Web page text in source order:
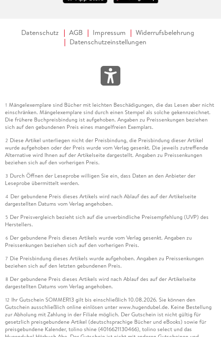
Datenschutz AGB Impressum
Widerrufsbelehrung
Datenschutzeinstellungen
1 Mängelexemplare sind Bücher mit leichten Beschädigungen, die das Lesen aber nicht
einschränken. Mängelexemplare sind durch einen Stempel als solche gekennzeichnet.
Die frühere Buchpreisbindung ist aufgehoben. Angaben zu Preissenkungen beziehen
sich auf den gebundenen Preis eines mangelfreien Exemplars.
2 Diese Artikel unterliegen nicht der Preisbindung, die Preisbindung dieser Artikel
wurde aufgehoben oder der Preis wurde vom Verlag gesenkt. Die jeweils zutreffende
Alternative wird Ihnen auf der Artikelseite dargestellt. Angaben zu Preissenkungen
beziehen sich auf den vorherigen Preis.
3 Durch Öffnen der Leseprobe willigen Sie ein, dass Daten an den Anbieter der
Leseprobe übermittelt werden.
4 Der gebundene Preis dieses Artikels wird nach Ablauf des auf der Artikelseite
dargestellten Datums vom Verlag angehoben.
5 Der Preisvergleich bezieht sich auf die unverbindliche Preisempfehlung (UVP) des
Herstellers.
6 Der gebundene Preis dieses Artikels wurde vom Verlag gesenkt. Angaben zu
Preissenkungen beziehen sich auf den vorherigen Preis.
7 Die Preisbindung dieses Artikels wurde aufgehoben. Angaben zu Preissenkungen
beziehen sich auf den letzten gebundenen Preis.
8 Der gebundene Preis dieses Artikels wird nach Ablauf des auf der Artikelseite
dargestellten Datums vom Verlag angehoben.
12 Ihr Gutschein SOMMER13 gilt bis einschließlich 10.08.2026. Sie können den
Gutschein ausschließlich online einlösen unter www.hugendubel.de. Keine Bestellung
zur Abholung mit Zahlung in der Filiale möglich. Der Gutschein ist nicht gültig für
gesetzlich preisgebundene Artikel (deutschsprachige Bücher und eBooks) sowie für
preisgebundene Kalender, tolino shine (4016621130466), tolino select und das